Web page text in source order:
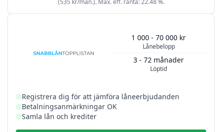
(535 kr/mån.). Max. eff. ränta: 22.48 %.
Lånebelopp
1 000 - 70 000 kr
Löptid
3 - 72 månader
Registrera dig för att jämföra låneerbjudanden
Betalningsanmärkningar OK
Samla lån och krediter